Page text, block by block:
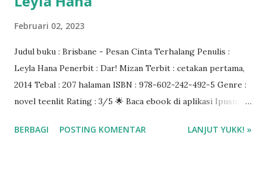
Februari 02, 2023
Judul buku : Brisbane - Pesan Cinta Terhalang Penulis :
Leyla Hana Penerbit : Dar! Mizan Terbit : cetakan pertama,
2014 Tebal : 207 halaman ISBN : 978-602-242-492-5 Genre :
novel teenlit Rating : 3/5 🌟 Baca ebook di aplikasi Ipusnas
BERBAGI POSTING KOMENTAR LANJUT YUKK! »